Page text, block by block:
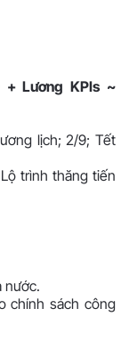
Lương KPIs ~
lịch; 2/9; Tết
trình thăng tiến
nước.
chính sách công